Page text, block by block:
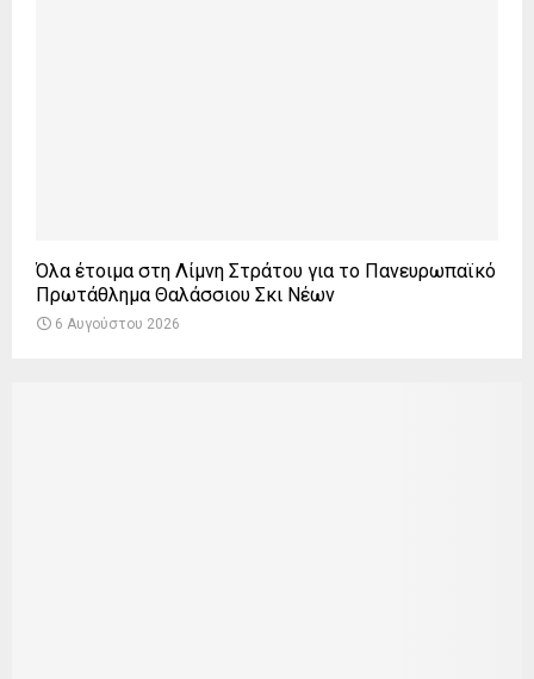
Όλα έτοιμα στη Λίμνη Στράτου για το Πανευρωπαϊκό
Πρωτάθλημα Θαλάσσιου Σκι Νέων
6 Αυγούστου 2026